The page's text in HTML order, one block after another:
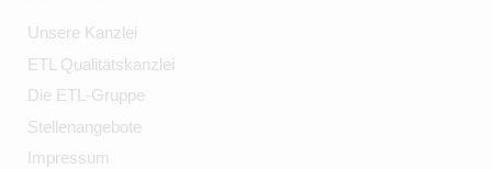
Unsere Kanzlei
ETL Qualitätskanzlei
Die ETL-Gruppe
Stellenangebote
Impressum